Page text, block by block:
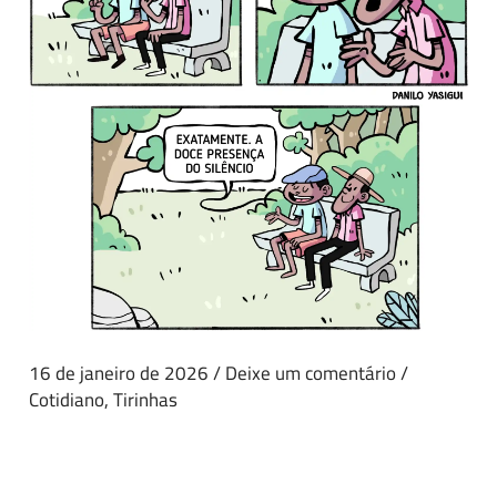
16 de janeiro de 2026/Deixe um comentário/
Cotidiano,Tirinhas